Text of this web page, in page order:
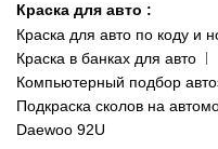
093 611-39-23
(ориентир: Интайм №40)
Одесса
пр-т Акад. Глушко, 29
066 554-97-70
Доставка и оплата
Сотрудничество
Наши публикации
Публичная оферта
Политика
Краска для авто :
Краска для авто по коду и
Краска в банках для авто
Компьютерный подбор
Подкраска сколов на
Daewoo 92U